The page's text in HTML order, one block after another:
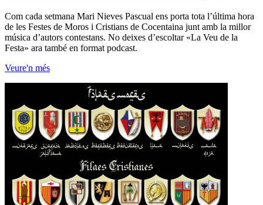
Com cada setmana Mari Nieves Pascual ens porta tota l’última hora
de les Festes de Moros i Cristians de Cocentaina junt amb la millor
música d’autors contestans. No deixes d’escoltar «La Veu de la
Festa» ara també en format podcast.
Veure'n més